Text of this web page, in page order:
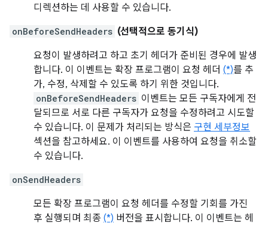
디렉션하는 데 사용할 수 있습니다.
onBeforeSendHeaders (선택적으로 동기식)
요청이 발생하려고 하고 초기 헤더가 준비된 경우에 발생
합니다. 이 이벤트는 확장 프로그램이 요청 헤더 (*)를 추
가, 수정, 삭제할 수 있도록 하기 위한 것입니다.
onBeforeSendHeaders 이벤트는 모든 구독자에게 전
달되므로 서로 다른 구독자가 요청을 수정하려고 시도할
수 있습니다. 이 문제가 처리되는 방식은 구현 세부정보
섹션을 참고하세요. 이 이벤트를 사용하여 요청을 취소할
수 있습니다.
onSendHeaders
모든 확장 프로그램이 요청 헤더를 수정할 기회를 가진
후 실행되며 최종 (*) 버전을 표시합니다. 이 이벤트는 헤